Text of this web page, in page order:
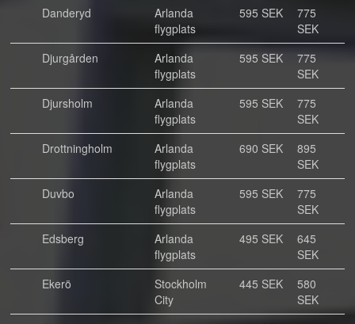
Danderyd
Arlanda
flygplats
595 SEK
775
SEK
Djurgården
Arlanda
flygplats
595 SEK
775
SEK
Djursholm
Arlanda
flygplats
595 SEK
775
SEK
Drottningholm
Arlanda
flygplats
690 SEK
895
SEK
Duvbo
Arlanda
flygplats
595 SEK
775
SEK
Edsberg
Arlanda
flygplats
495 SEK
645
SEK
Ekerö
Stockholm
City
445 SEK
580
SEK